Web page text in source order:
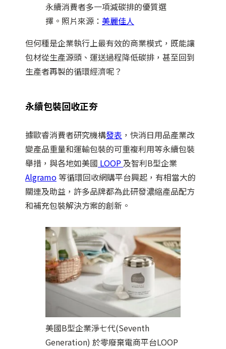
永續消費者多一項減碳排的優質選
擇。照片來源： 美麗佳人
但何種是企業執行上最有效的商業模式，既能讓
包材從生產源頭、運送過程降低碳排，甚至回到
生產者再製的循環經濟呢？
永續包裝回收正夯
據歐睿消費者研究機構發表 ，快消日用品產業改
變產品重量和運輸包裝的可重複利用等永續包裝
舉措，與各地如美國 LOOP及智利B型企業
Algramo 等循環回收網購平台興起，有相當大的
關連及助益，許多品牌都為此研發濃縮產品配方
和補充包裝解決方案的創新。
美國B型企業淨七代(Seventh
Generation) 於零廢棄電商平台LOOP